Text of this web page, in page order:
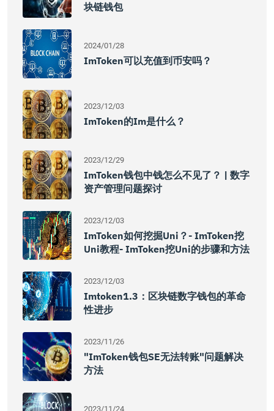
块链钱包
2024/01/28
ImToken可以充值到币安吗？
2023/12/03
ImToken的im是什么？
2023/12/29
ImToken钱包中钱怎么不见了？ | 数字
资产管理问题探讨
2023/12/03
ImToken如何挖掘Uni？- ImToken挖
Uni教程- ImToken挖Uni的步骤和方法
2023/12/03
Imtoken1.3：区块链数字钱包的革命
性进步
2023/11/26
"imToken钱包SE无法转账"问题解决
方法
2023/11/24